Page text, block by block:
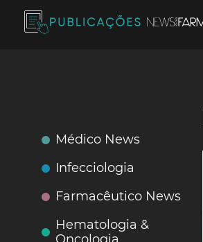
Médico News
Infecciologia
Farmacêutico News
Hematologia &